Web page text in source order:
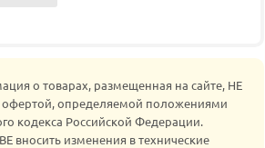
о товарах, размещенная на сайте, НЕ
определяемой положениями
кодекса Российской Федерации.
вносить изменения в технические